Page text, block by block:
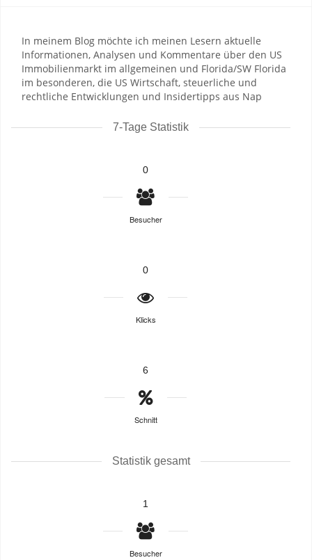
In meinem Blog möchte ich meinen Lesern aktuelle
Informationen, Analysen und Kommentare über den US
Immobilienmarkt im allgemeinen und Florida/SW Florida
im besonderen, die US Wirtschaft, steuerliche und
rechtliche Entwicklungen und Insidertipps aus Nap
7-Tage Statistik
0
Besucher
0
Klicks
6
Schnitt
Statistik gesamt
1
Besucher